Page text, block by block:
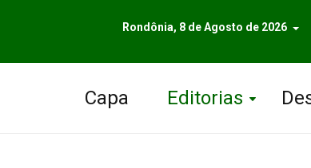
Rondônia, 8 de Agosto de 2026
Capa Editorias